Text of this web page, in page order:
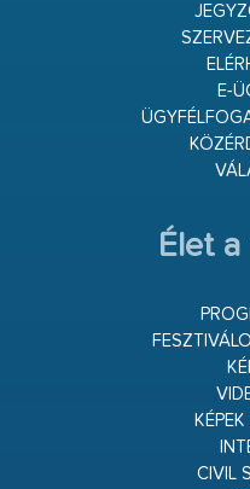
E-
Élet
CIVIL